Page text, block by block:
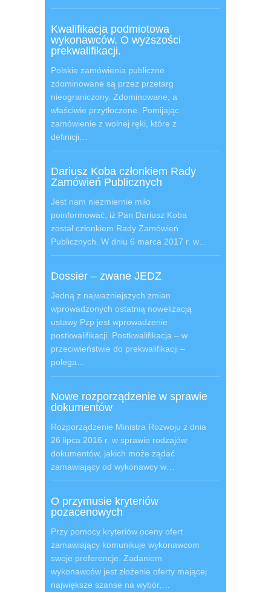
Kwalifikacja podmiotowa
wykonawców. O wyższości
prekwalifikacji.
Polskie zamówienia publiczne
zdominowane są przez przetarg
nieograniczony. Zdominowane, a
właściwie przytłoczone. Pomijając
zamówienie z wolnej ręki, które z
definicji…
Dariusz Koba członkiem Rady
Zamówień Publicznych
Jest nam niezmiernie miło
poinformować, iż Pan Dariusz Koba
został członkiem Rady Zamówień
Publicznych. W dniu 6 marca 2017 r. w…
Dossier – zwane JEDZ
Jedną z najważniejszych zmian
wprowadzonych ostatnią nowelizacją
ustawy Pzp jest wprowadzenie
postkwalifikacji. Postkwalifikacja – w
przeciwieństwie do prekwalifikacji –
polega…
Nowe rozporządzenie w sprawie
dokumentów
Rozporządzenie Ministra Rozwoju z dnia
26 lipca 2016 r. w sprawie rodzajów
dokumentów, jakich może żądać
zamawiający od wykonawcy w…
O przymusie kryteriów
pozacenowych
Przy pomocy kryteriów oceny ofert
zamawiający komunikuje wykonawcom
swoje preferencje. Zadaniem
wykonawców jest złożenie oferty mającej
największe szanse na wybór,…